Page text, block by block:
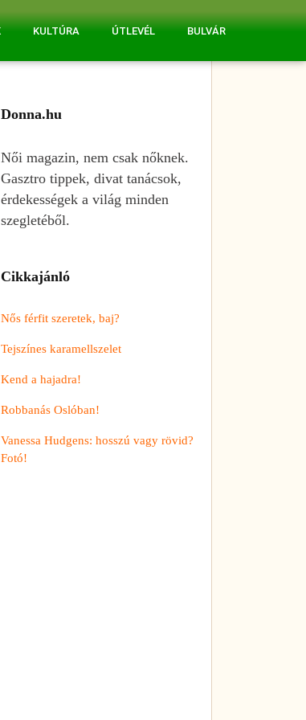
KULTÚRA ÚTLEVÉL BULVÁR
Donna.hu
Női magazin, nem csak nőknek.
Gasztro tippek, divat tanácsok,
érdekességek a világ minden
szegletéből.
Cikkajánló
Nős férfit szeretek, baj?
Tejszínes karamellszelet
Kend a hajadra!
Robbanás Oslóban!
Vanessa Hudgens: hosszú vagy rövid?
Fotó!